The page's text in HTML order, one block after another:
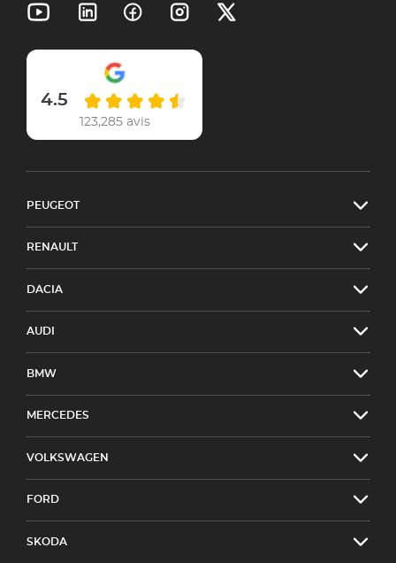
4.5
123,285 avis
PEUGEOT
RENAULT
DACIA
AUDI
BMW
MERCEDES
VOLKSWAGEN
FORD
SKODA